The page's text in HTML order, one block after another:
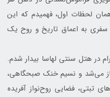
لحظات اول، فهمیدم که این
به اعماق تاریخ و روح یک
در هتل سنتی لهاسا بیدار شدم.
باز می‌شد و نسیم خنک صبحگاهی،
تبتی، فضایی روح‌نواز آفریده